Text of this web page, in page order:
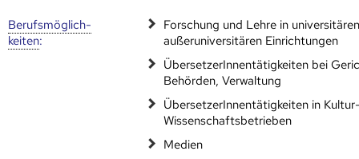
Berufs­möglich­
keiten:
Forschung und Lehre in
außeruniversitären Einrichtungen
ÜbersetzerInnentätigkeiten bei
Behörden, Verwaltung
ÜbersetzerInnentätigkeiten in
Wissenschaftsbetrieben
Medien